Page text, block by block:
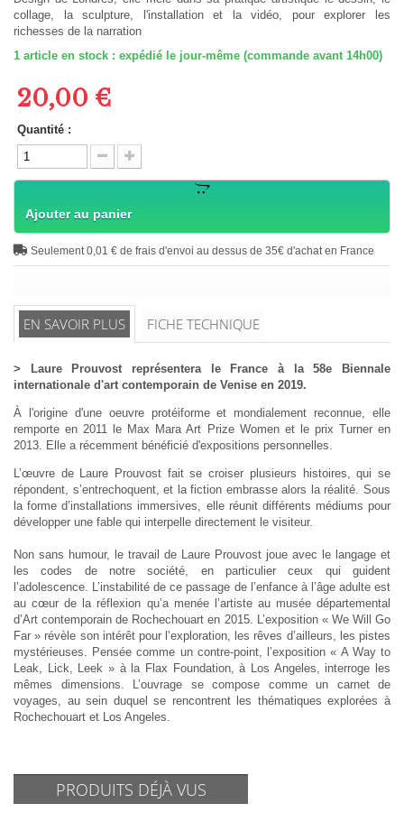
collage, la sculpture, l'installation et la vidéo, pour explorer les
richesses de la narration
1 article en stock : expédié le jour-même (commande avant 14h00)
20,00 €
Quantité :
Ajouter au panier
Seulement 0,01 € de frais d'envoi au dessus de 35€ d'achat en France
EN SAVOIR PLUS FICHE TECHNIQUE
> Laure Prouvost représentera le France à la 58e Biennale
internationale d'art contemporain de Venise en 2019.
À l'origine d'une oeuvre protéiforme et mondialement reconnue, elle
remporte en 2011 le Max Mara Art Prize Women et le prix Turner en
2013. Elle a récemment bénéficié d'expositions personnelles.
L’œuvre de Laure Prouvost fait se croiser plusieurs histoires, qui se
répondent, s’entrechoquent, et la fiction embrasse alors la réalité. Sous
la forme d’installations immersives, elle réunit différents médiums pour
développer une fable qui interpelle directement le visiteur.
Non sans humour, le travail de Laure Prouvost joue avec le langage et
les codes de notre société, en particulier ceux qui guident
l’adolescence. L’instabilité de ce passage de l’enfance à l’âge adulte est
au cœur de la réflexion qu’a menée l’artiste au musée départemental
d’Art contemporain de Rochechouart en 2015. L’exposition « We Will Go
Far » révèle son intérêt pour l’exploration, les rêves d’ailleurs, les pistes
mystérieuses. Pensée comme un contre-point, l’exposition « A Way to
Leak, Lick, Leek » à la Flax Foundation, à Los Angeles, interroge les
mêmes dimensions. L’ouvrage se compose comme un carnet de
voyages, au sein duquel se rencontrent les thématiques explorées à
Rochechouart et Los Angeles.
PRODUITS DÉJÀ VUS